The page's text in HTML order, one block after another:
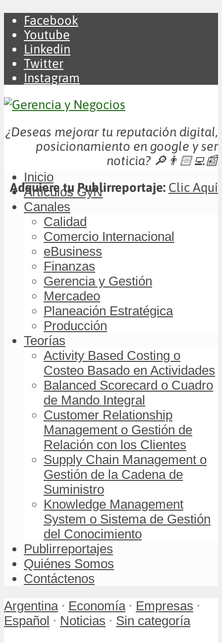
Facebook
Youtube
Linkedin
Twitter
Instagram
¿Deseas mejorar tu reputación digital,
posicionamiento en google y ser
noticia? 🔎👨🏻‍💻📰
Adquiere tu Publirreportaje: Clic Aquí
Inicio
Artículos GyN
Canales
Calidad
Comercio Internacional
eBusiness
Finanzas
Gerencia y Gestión
Mercadeo
Planeación Estratégica
Producción
Teorías
Activity Based Costing o
Costeo Basado en Actividades
Balanced Scorecard o Cuadro
de Mando Integral
Customer Relationship
Management o Gestión de
Relación con los Clientes
Supply Chain Management o
Gestión de la Cadena de
Suministro
Knowledge Management
System o Sistema de Gestión
del Conocimiento
Publirreportajes
Quiénes Somos
Contáctenos
Argentina • Economía • Empresas •
Español • Noticias • Sin categoría